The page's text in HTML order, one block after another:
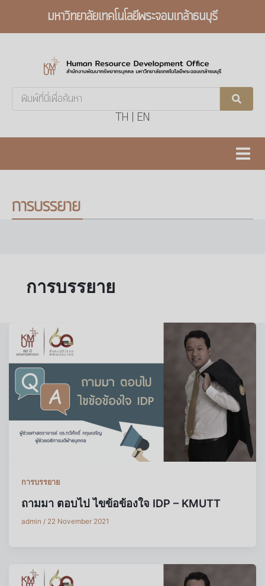
มหาวิทยาลัยเทคโนโลยีพระจอมเกล้าธนบุรี
Search
TH EN
การบรรยาย
การบรรยาย
การบรรยาย
ถามมา ตอบไป ไขข้อข้องใจ IDP – KMUTT
admin/ 22 November 2021